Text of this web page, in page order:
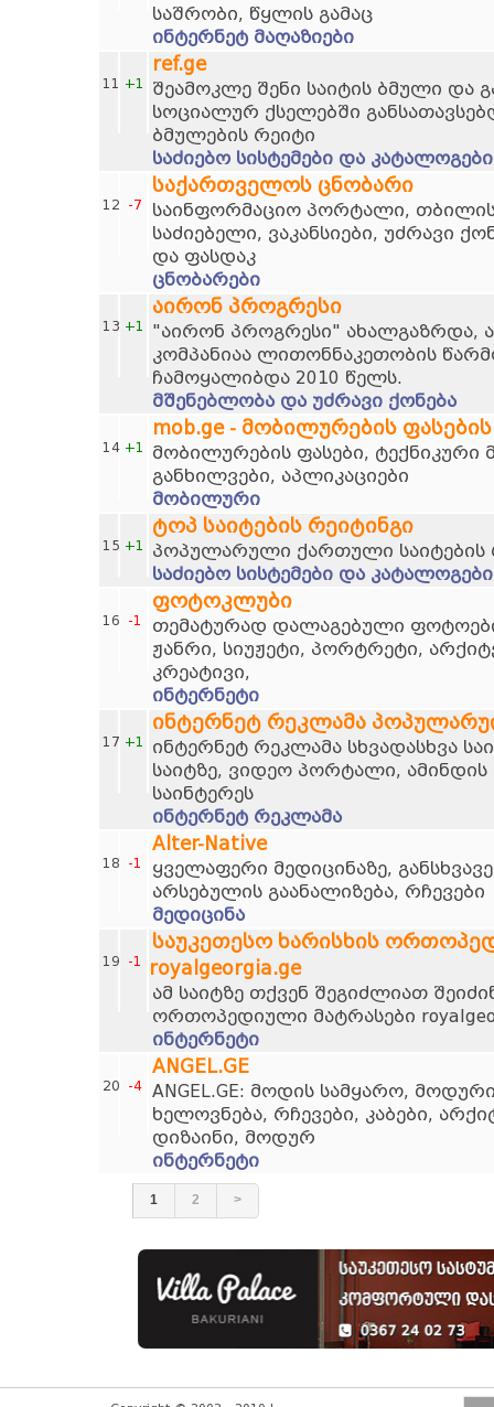
საშრობი, წყლის გამაც
ინტერნეტ მაღაზიები
11 +1
ref.ge
შეამოკლე შენი საიტის ბმული და
სოციალურ ქსელებში
ბმულების რეიტი
საძიებო სისტემები და კატალოგები
12 -7
საქართველოს ცნობარი
საინფორმაციო პორტალი,
საძიებელი, ვაკანსიები, უძრავი
და ფასდაკ
ცნობარები
13 +1
აირონ პროგრესი
"აირონ პროგრესი" ახალგაზრდა,
კომპანიაა ლითონნაკეთობის
ჩამოყალიბდა 2010 წელს.
მშენებლობა და უძრავი ქონება
14 +1
mob.ge - მობილურების
მობილურების ფასები, ტექნიკური
განხილვები, აპლიკაციები
მობილური
15 +1
ტოპ საიტების რეიტინგი
პოპულარული ქართული საიტების
საძიებო სისტემები და კატალოგები
16 -1
ფოტოკლუბი
თემატურად დალაგებული
ჟანრი, სიუჟეტი, პორტრეტი,
კრეატივი,
ინტერნეტი
17 +1
ინტერნეტ რეკლამა
ინტერნეტ რეკლამა სხვადასხვა
საიტზე, ვიდეო პორტალი,
საინტერეს
ინტერნეტ რეკლამა
18 -1
Alter-Native
ყველაფერი მედიცინაზე,
არსებულის გაანალიზება, რჩევები
მედიცინა
19 -1
საუკეთესო ხარისხის
royalgeorgia.ge
ამ საიტზე თქვენ შეგიძლიათ
ორთოპედიული მატრასები
ინტერნეტი
20 -4
ANGEL.GE
ANGEL.GE: მოდის სამყარო,
ხელოვნება, რჩევები, კაბები,
დიზაინი, მოდურ
ინტერნეტი
1 2 >